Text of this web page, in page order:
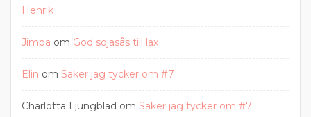
Henrik
Jimpa om God sojasås till lax
Elin om Saker jag tycker om #7
Charlotta Ljungblad om Saker jag tycker om #7